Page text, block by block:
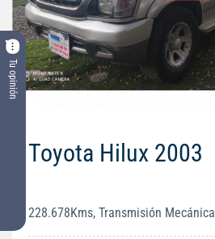
Tu opinión
Toyota Hilux 2003
228.678Kms, Transmisión Mecánica